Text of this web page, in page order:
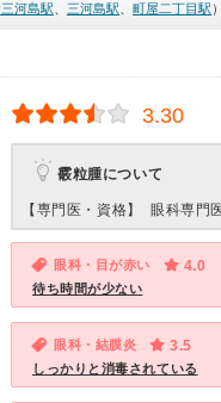
河島駅 三河島駅 町屋二丁目駅 ）
3.30
霰粒腫について
【専門医・資格】 眼科専門
眼科・目が赤い 4.0
待ち時間が少ない
眼科・結膜炎 3.5
しっかりと消毒されている